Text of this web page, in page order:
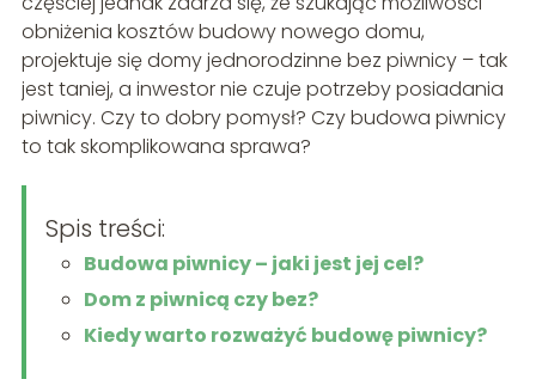
obniżenia kosztów budowy nowego domu,
projektuje się domy jednorodzinne bez piwnicy – tak
jest taniej, a inwestor nie czuje potrzeby posiadania
piwnicy. Czy to dobry pomysł? Czy budowa piwnicy
to tak skomplikowana sprawa?
Spis treści:
Budowa piwnicy – jaki jest jej cel?
Dom z piwnicą czy bez?
Kiedy warto rozważyć budowę piwnicy?